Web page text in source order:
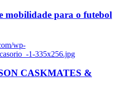
mobilidade para o futebol
wp-
1-335x256.jpg
CASKMATES &